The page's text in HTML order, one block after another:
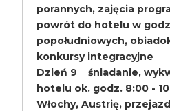
porannych, zajęcia
powrót do hotelu w
popołudniowych,
konkursy integracyjne
Dzień 9 śniadanie,
hotelu ok. godz. 8:00 -
Włochy, Austrię,